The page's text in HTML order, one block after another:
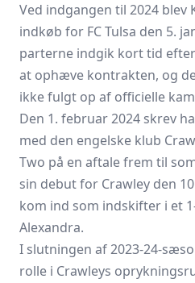
Ved indgangen til 2024
indkøb for FC Tulsa den 5.
parterne indgik kort tid
at ophæve kontrakten, og
ikke fulgt op af officielle
Den 1. februar 2024 skrev
med den engelske klub
Two på en aftale frem til
sin debut for Crawley den
kom ind som indskifter i et
Alexandra.
I slutningen af 2023-24-
rolle i Crawleys